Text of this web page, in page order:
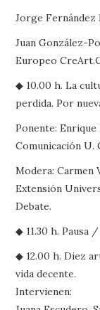
Jorge Fernández
Juan González-
Europeo
◆ 10.00 h. La
perdida. Por
Ponente:
Comunicación U.
Modera: Carmen
Extensión
Debate.
◆ 11.30 h. Pausa /
◆ 12.00 h. Diez
vida decente.
Intervienen: